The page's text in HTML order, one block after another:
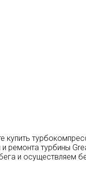
ремонта турбины
и осуществляем